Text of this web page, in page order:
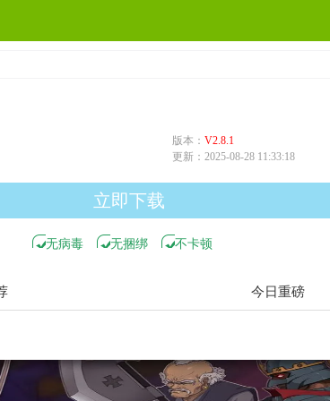
版本： V2.8.1
更新： 2025-08-28 11:33:18
立即下载
无病毒 无捆绑 不卡顿
今日重磅